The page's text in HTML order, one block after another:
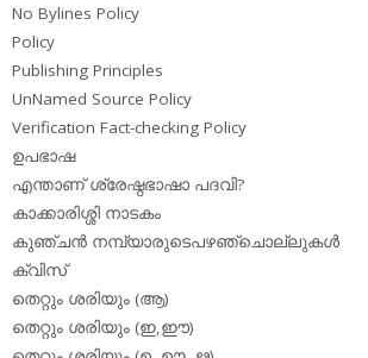
No Bylines Policy
Policy
Publishing Principles
UnNamed Source Policy
Verification Fact-checking Policy
ഉപഭാഷ
എന്താണ് ശ്രേഷ്ഠഭാഷാ പദവി?
കാക്കാരിശ്ശി നാടകം
കുഞ്ചന്‍ നമ്പ്യാരുടെപഴഞ്ചൊല്ലുകള്‍
ക്വിസ്
തെറ്റും ശരിയും (ആ)
തെറ്റും ശരിയും (ഇ,ഈ)